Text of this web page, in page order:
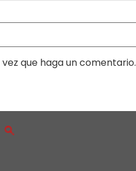
que haga un comentario.